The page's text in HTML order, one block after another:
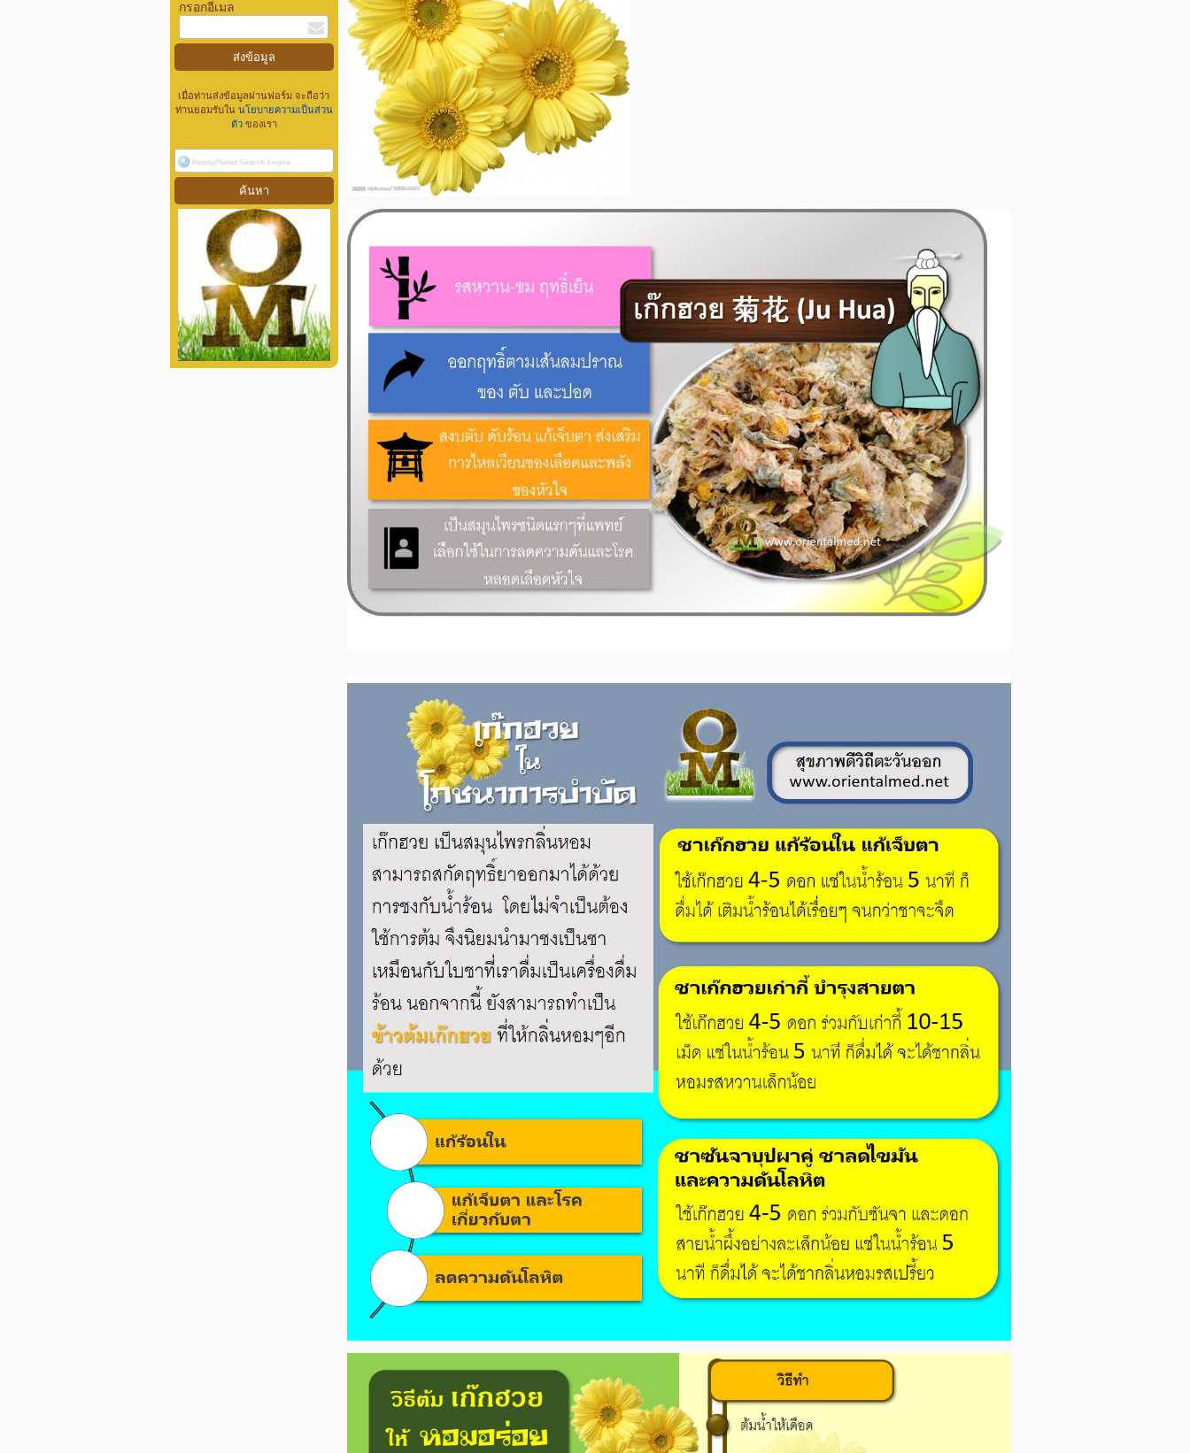
กรอกอีเมล
เมื่อท่านส่งข้อมูลผ่านฟอร์ม จะถือว่า
ท่านยอมรับในนโยบายความเป็นส่วน
ตัว ของเรา